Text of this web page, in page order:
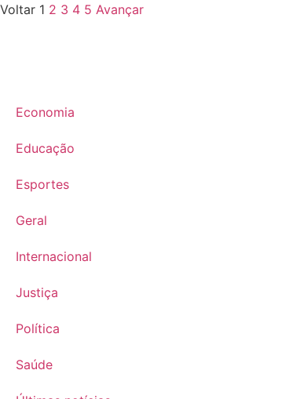
Voltar 1 2 3 4 5 Avançar
Economia
Educação
Esportes
Geral
Internacional
Justiça
Política
Saúde